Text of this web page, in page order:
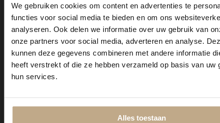
We gebruiken cookies om content en advertenties te
functies voor social media te bieden en om ons
analyseren. Ook delen we informatie over uw gebruik van
onze partners voor social media, adverteren en analyse.
kunnen deze gegevens combineren met andere informatie
heeft verstrekt of die ze hebben verzameld op basis van uw
hun services.
Alles toestaan
Winkel
Historie tapijt